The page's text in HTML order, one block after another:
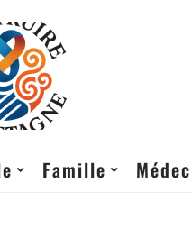
Famille